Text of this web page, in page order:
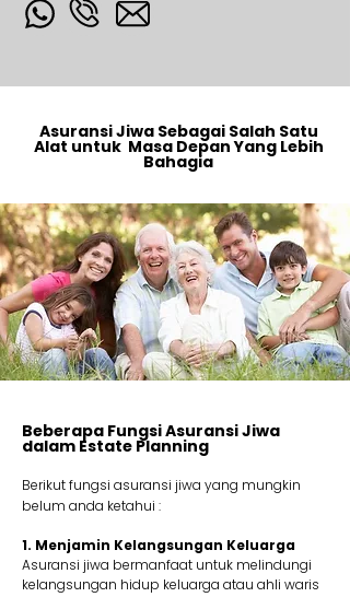
Asuransi Jiwa Sebagai Salah Satu
Alat untuk Masa Depan Yang Lebih
Bahagia
Beberapa Fungsi Asuransi Jiwa
dalam Estate Planning
Berikut fungsi asuransi jiwa yang mungkin
belum anda ketahui :
1. Menjamin Kelangsungan Keluarga
Asuransi jiwa bermanfaat untuk melindungi
kelangsungan hidup keluarga atau ahli waris